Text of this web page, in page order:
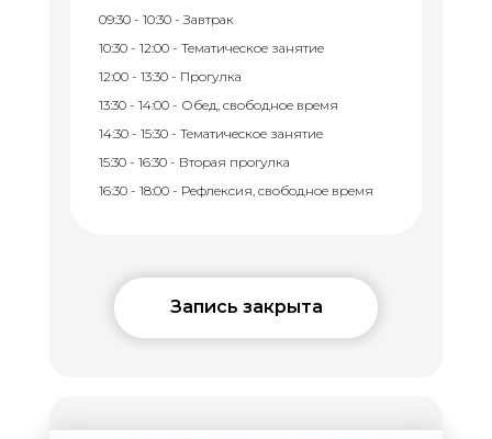
Запись закрыта
09:30 - 10:30 - Завтрак
10:30 - 12:00 - Тематическое занятие
12:00 - 13:30 - Прогулка
13:30 - 14:00 - Обед, свободное время
14:30 - 15:30 - Тематическое занятие
15:30 - 16:30 - Вторая прогулка
16:30 - 18:00 - Рефлексия, свободное время